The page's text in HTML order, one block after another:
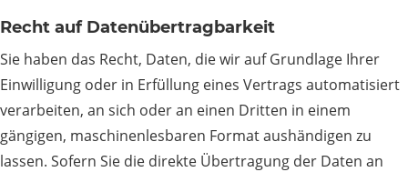
Recht auf Daten­übertrag­barkeit
Sie haben das Recht, Daten, die wir auf Grundlage Ihrer
Einwilligung oder in Erfüllung eines Vertrags automatisiert
verarbeiten, an sich oder an einen Dritten in einem
gängigen, maschinenlesbaren Format aushändigen zu
lassen. Sofern Sie die direkte Übertragung der Daten an